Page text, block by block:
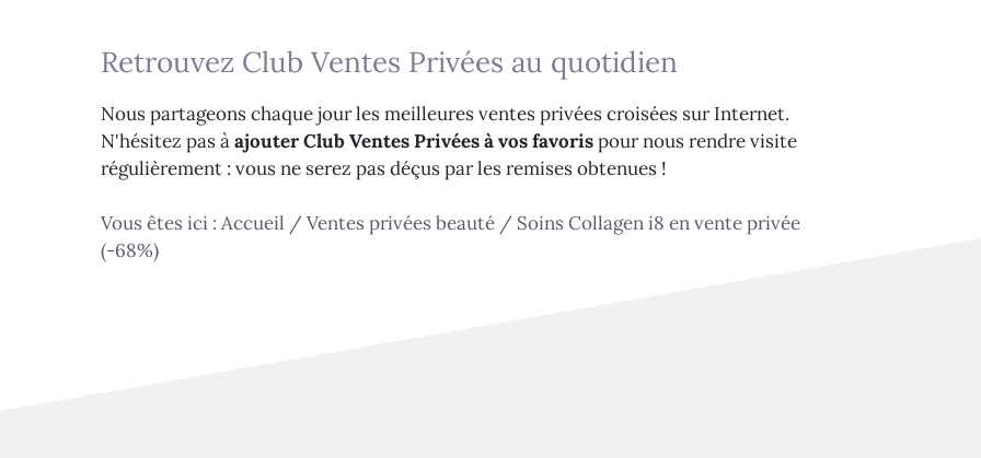
Retrouvez Club Ventes Privées au quotidien
Nous partageons chaque jour les meilleures ventes privées croisées sur Internet.
N'hésitez pas àajouter Club Ventes Privées à vos favorispour nous rendre visite
régulièrement : vous ne serez pas déçus par les remises obtenues !
Vous êtes ici : Accueil / Ventes privées beauté / Soins Collagen i8 en vente privée
(-68%)